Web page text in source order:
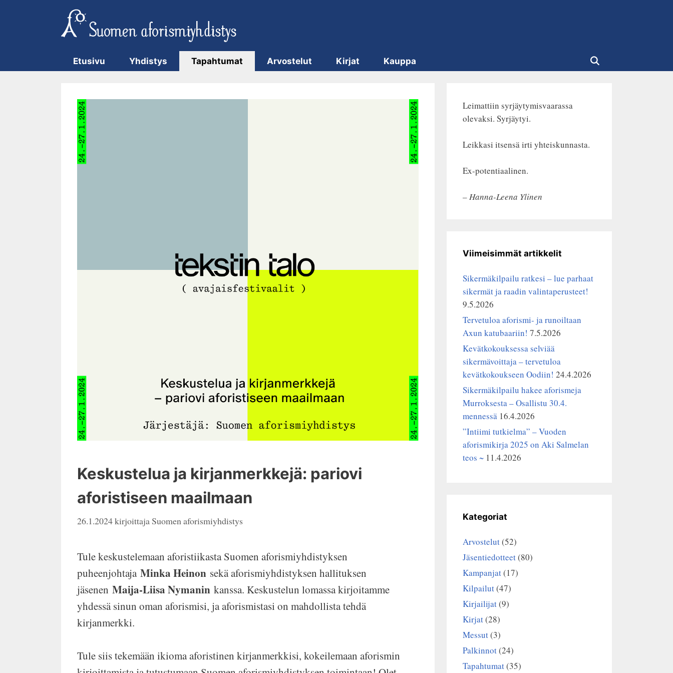
Etusivu Yhdistys Tapahtumat Arvostelut Kirjat Kauppa
Keskustelua ja kirjanmerkkejä: pariovi
aforistiseen maailmaan
26.1.2024kirjoittajaSuomen aforismiyhdistys
Tule keskustelemaan aforistiikasta Suomen aforismiyhdistyksen
puheenjohtaja Minka Heinon sekä aforismiyhdistyksen hallituksen
jäsenen Maija-Liisa Nymanin kanssa. Keskustelun lomassa kirjoitamme
yhdessä sinun oman aforismisi, ja aforismistasi on mahdollista tehdä
kirjanmerkki.
Tule siis tekemään ikioma aforistinen kirjanmerkkisi, kokeilemaan aforismin
Leimattiin syrjäytymisvaarassa
olevaksi. Syrjäytyi.
Leikkasi itsensä irti yhteiskunnasta.
Ex-potentiaalinen.
– Hanna-Leena Ylinen
Viimeisimmät artikkelit
Sikermäkilpailu ratkesi – lue parhaat
sikermät ja raadin valintaperusteet!
9.5.2026
Tervetuloa aforismi- ja runoiltaan
Axun katubaariin! 7.5.2026
Kevätkokouksessa selviää
sikermävoittaja – tervetuloa
kevätkokoukseen Oodiin! 24.4.2026
Sikermäkilpailu hakee aforismeja
Murroksesta – Osallistu 30.4.
mennessä 16.4.2026
”Intiimi tutkielma” – Vuoden
aforismikirja 2025 on Aki Salmelan
teos ~ 11.4.2026
Kategoriat
Arvostelut(52)
Jäsentiedotteet(80)
Kampanjat(17)
Kilpailut(47)
Kirjailijat(9)
Kirjat(28)
Messut(3)
Palkinnot(24)
Tapahtumat(35)